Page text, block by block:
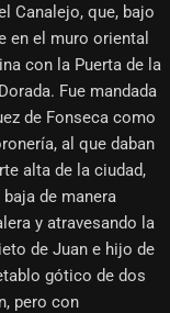
Canalejo, que, bajo
en el muro oriental
con la Puerta de la
Fue mandada
de Fonseca como
al que daban
alta de la ciudad,
de manera
y atravesando la
de Juan e hijo de
gótico de dos
pero con